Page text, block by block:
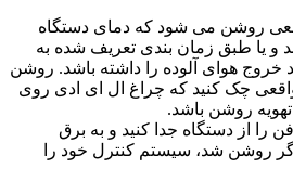
روشن می شود که دمای دستگاه
و یا طبق زمان بندی تعریف شده به
هوای آلوده را داشته باشد. روشن
چک کنید که چراغ ال ای ادی روی
روشن باشد.
را از دستگاه جدا کنید و به برق
روشن شد، سیستم کنترل خود را